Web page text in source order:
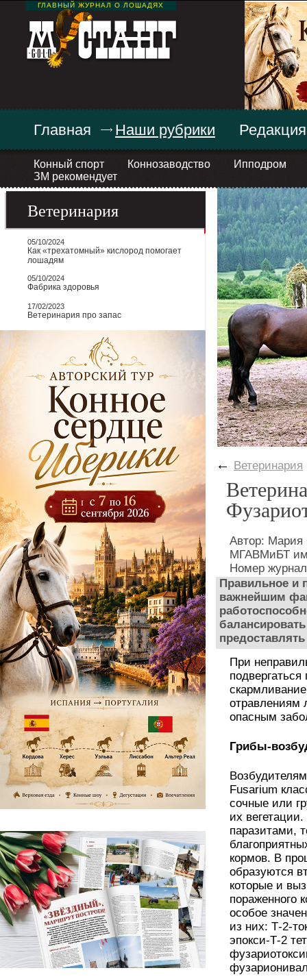
ГЛАВНЫЙ ЖУРНАЛ О ЛОШАДЯХ
Главная Наши рубрики
Конный спорт Коннозаводство
Ипподром
ЗМ рекомендует
Редакция
Ветеринария
05/10/2024
Как «трехатомный» кислород помогает
лошадям
05/10/2024
Фабрика здоровья
17/02/2023
Ветеринария про запас
← Ветеринария
Автор:
МГАВМиБТ
Номер
Правильное и
важнейшим
При
отравлениям
опасным
Грибы-
Fusarium
сочные или
их
паразитами,
кормов. В
образуются
которые и
пораженного
особое
из них: Т-2-
эпокси-Т-2